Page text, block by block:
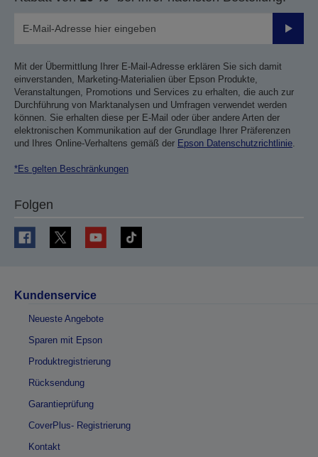
Mit der Übermittlung Ihrer E-Mail-Adresse erklären Sie sich damit
einverstanden, Marketing-Materialien über Epson Produkte,
Veranstaltungen, Promotions und Services zu erhalten, die auch zur
Durchführung von Marktanalysen und Umfragen verwendet werden
können. Sie erhalten diese per E-Mail oder über andere Arten der
elektronischen Kommunikation auf der Grundlage Ihrer Präferenzen
und Ihres Online-Verhaltens gemäß der Epson Datenschutzrichtlinie
*Es gelten Beschränkungen
Folgen
Kundenservice
Neueste Angebote
Sparen mit Epson
Produktregistrierung
Rücksendung
Garantieprüfung
CoverPlus- Registrierung
Kontakt